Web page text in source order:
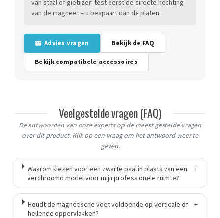
van staal of gietijzer: test eerst de directe hechting
van de magneet – u bespaart dan de platen.
Advies vragen Bekijk de FAQ
Bekijk compatibele accessoires
Veelgestelde vragen (FAQ)
De antwoorden van onze experts op de meest gestelde vragen
over dit product. Klik op een vraag om het antwoord weer te
geven.
Waarom kiezen voor een zwarte paal in plaats van een
verchroomd model voor mijn professionele ruimte?
+
Houdt de magnetische voet voldoende op verticale of
hellende oppervlakken?
+